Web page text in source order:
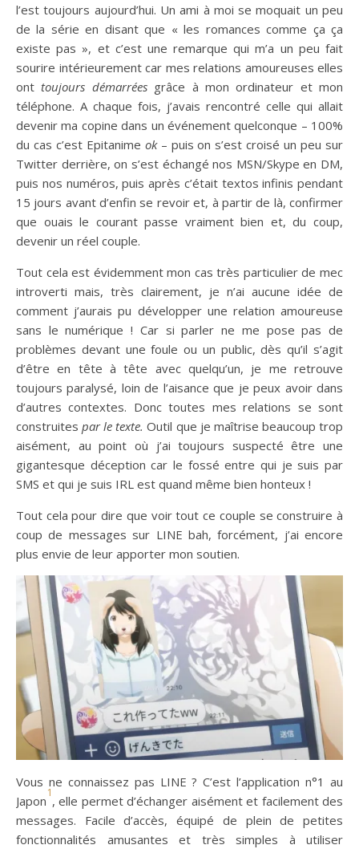
l’est toujours aujourd’hui. Un ami à moi se moquait un peu
de la série en disant que « les romances comme ça ça
existe pas », et c’est une remarque qui m’a un peu fait
sourire intérieurement car mes relations amoureuses elles
onttoujours démarrées grâce à mon ordinateur et mon
téléphone. A chaque fois, j’avais rencontré celle qui allait
devenir ma copine dans un événement quelconque – 100%
du cas c’est Epitanime ok– puis on s’est croisé un peu sur
Twitter derrière, on s’est échangé nos MSN/Skype en DM,
puis nos numéros, puis après c’était textos infinis pendant
15 jours avant d’enfin se revoir et, à partir de là, confirmer
que ouais le courant passe vraiment bien et, du coup,
devenir un réel couple.
Tout cela est évidemment mon cas très particulier de mec
introverti mais, très clairement, je n’ai aucune idée de
comment j’aurais pu développer une relation amoureuse
sans le numérique ! Car si parler ne me pose pas de
problèmes devant une foule ou un public, dès qu’il s’agit
d’être en tête à tête avec quelqu’un, je me retrouve
toujours paralysé, loin de l’aisance que je peux avoir dans
d’autres contextes. Donc toutes mes relations se sont
construitespar le texte.Outil que je maîtrise beaucoup trop
aisément, au point où j’ai toujours suspecté être une
gigantesque déception car le fossé entre qui je suis par
SMS et qui je suis IRL est quand même bien honteux !
Tout cela pour dire que voir tout ce couple se construire à
coup de messages sur LINE bah, forcément, j’ai encore
plus envie de leur apporter mon soutien.
Vous ne connaissez pas LINE ? C’est l’application n°1 au
Japon
1
, elle permet d’échanger aisément et facilement des
messages. Facile d’accès, équipé de plein de petites
fonctionnalités amusantes et très simples à utiliser